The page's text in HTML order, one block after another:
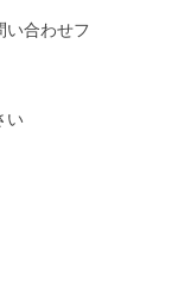
い合わせフ
い